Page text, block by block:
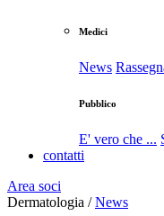
Medici
News
Pubblico
E' vero che ...
contatti
Area soci
Dermatologia /News